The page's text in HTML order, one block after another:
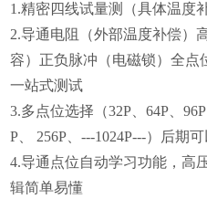
1.精密四线试量测（具体温度
2.导通电阻（外部温度补偿）
容）正负脉冲（电磁锁）全点
一站式测试
3.多点位选择（32P、64P、
P、 256P、---1024P---）后期
4.导通点位自动学习功能，高
辑简单易懂